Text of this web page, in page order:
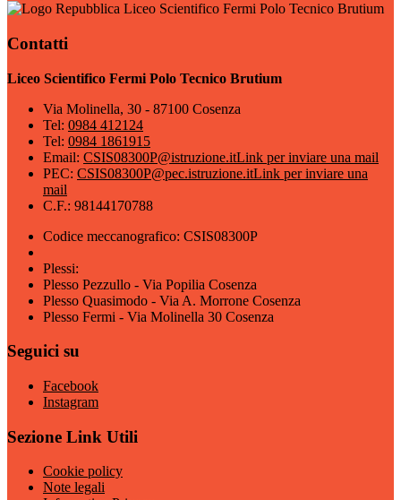
Liceo Scientifico Fermi Polo Tecnico Brutium
Contatti
Liceo Scientifico Fermi Polo Tecnico Brutium
Via Molinella, 30 - 87100 Cosenza
Tel: 0984 412124
Tel: 0984 1861915
Email: CSIS08300P@istruzione.itLink per inviare una mail
PEC: CSIS08300P@pec.istruzione.itLink per inviare una
mail
C.F.: 98144170788
Codice meccanografico: CSIS08300P
Plessi:
Plesso Pezzullo - Via Popilia Cosenza
Plesso Quasimodo - Via A. Morrone Cosenza
Plesso Fermi - Via Molinella 30 Cosenza
Seguici su
Facebook
Instagram
Sezione Link Utili
Cookie policy
Note legali